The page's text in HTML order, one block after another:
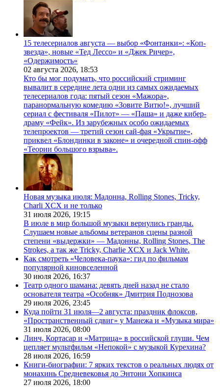
15 телесериалов августа — выбор «Фонтанки»: «Коп-
звезда», новые «Тед Лессо» и «Джек Ричер»,
«Одержимость»
02 августа 2026, 18:53
Кто бы мог подумать, что российский стриминг
вывалит в середине лета одни из самых ожидаемых
телесериалов года: пятый сезон «Мажора»,
паранормальную комедию «Зовите Витю!», лучший
сериал с фестиваля «Пилот» — «Паша» и даже кибер-
драму «Фейк». Из зарубежных особо ожидаемых
телепроектов — третий сезон сай-фая «Укрытие»,
приквел «Блондинки в законе» и очередной спин-офф
«Теории большого взрыва».
Новая музыка июля: Мадонна, Rolling Stones, Tricky,
Charli XCX и не только
31 июля 2026, 19:15
В июле в мир большой музыки вернулись гранды.
Слушаем новые альбомы ветеранов сцены разной
степени «выдержки» — Мадонны, Rolling Stones, The
Strokes, а так же Tricky, Charlie XCX и Jack White.
Как смотреть «Человека-паука»: гид по фильмам
популярной киновселенной
30 июля 2026, 16:37
Театр одного шамана: девять дней назад не стало
основателя театра «Особняк» Дмитрия Поднозова
29 июля 2026, 23:45
Куда пойти 31 июля—2 августа: праздник флоксов,
«Пространственный сдвиг» у Манежа и «Музыка мира»
31 июля 2026, 08:00
Линч, Кортасар и «Матрица» в российской глуши. Чем
цепляет мультфильм «Непокой» с музыкой Курехина?
28 июля 2026, 16:59
Книги-биографии: 7 ярких текстов о реальных людях от
монахинь Средневековья до Энтони Хопкинса
27 июля 2026, 18:00